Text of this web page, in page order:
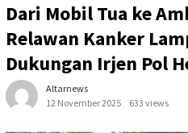
Dari Mobil Tua ke
Relawan Kanker
Dukungan Irjen Pol
Altarnews
12 November 2025
633 views